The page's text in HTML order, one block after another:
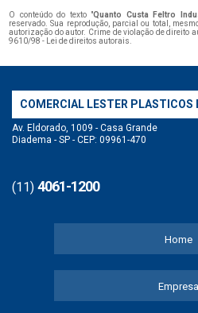
O conteúdo do texto "Quanto Custa Feltro
reservado. Sua reprodução, parcial ou total,
autorização do autor. Crime de violação de direito
9610/98 - Lei de direitos autorais
COMERCIAL LESTER PLASTICOS
Av. Eldorado, 1009 - Casa Grande
Diadema - SP - CEP: 09961-470
(11) 4061-1200
Home
Empresa